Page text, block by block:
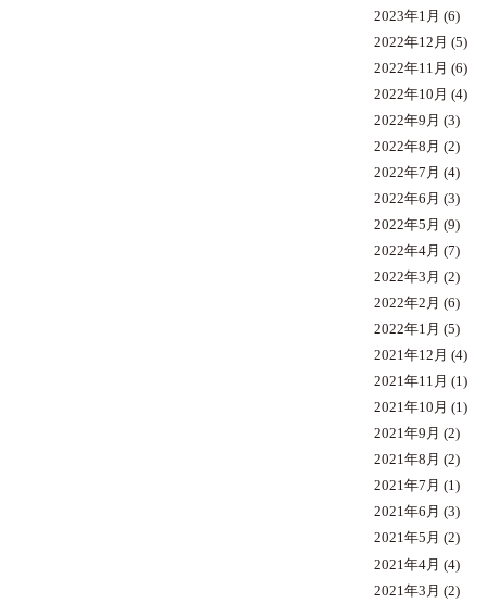
2023年1月 (6)
2022年12月 (5)
2022年11月 (6)
2022年10月 (4)
2022年9月 (3)
2022年8月 (2)
2022年7月 (4)
2022年6月 (3)
2022年5月 (9)
2022年4月 (7)
2022年3月 (2)
2022年2月 (6)
2022年1月 (5)
2021年12月 (4)
2021年11月 (1)
2021年10月 (1)
2021年9月 (2)
2021年8月 (2)
2021年7月 (1)
2021年6月 (3)
2021年5月 (2)
2021年4月 (4)
2021年3月 (2)